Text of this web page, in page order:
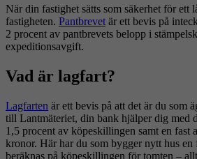
När din fastighet sätts som säkerhet för ett
fastigheten. Pantbrevet är ett bevis på
2 procent av pantbrevets belopp i
expeditionsavgift.
Vad är lagfart?
Lagfarten är ett bevis på att det är du som
till Lantmäteriet, din bank hjälper dig med
1,5 procent av köpeskillingen samt en fast
kronor. Här har du som bygger nytt hus en
beräknas på köpeskillingen för tomten –